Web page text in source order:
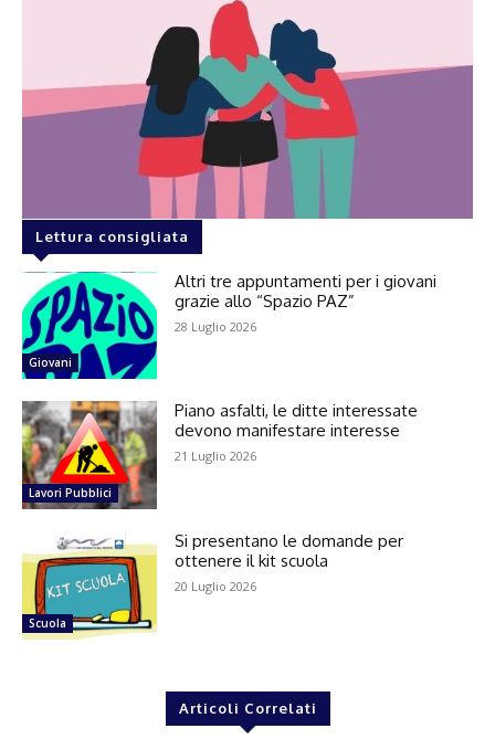
Lettura consigliata
Giovani
Altri tre appuntamenti per i giovani
grazie allo “Spazio PAZ”
28 Luglio 2026
Lavori Pubblici
Piano asfalti, le ditte interessate
devono manifestare interesse
21 Luglio 2026
Scuola
Si presentano le domande per
ottenere il kit scuola
20 Luglio 2026
Articoli Correlati